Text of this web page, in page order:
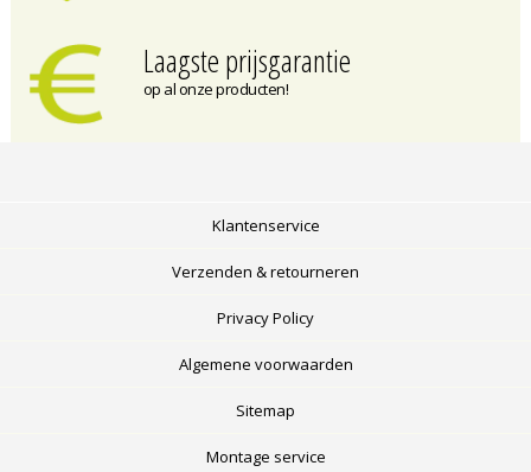
Laagste prijsgarantie
op al onze producten!
Klantenservice
Verzenden & retourneren
Privacy Policy
Algemene voorwaarden
Sitemap
Montage service